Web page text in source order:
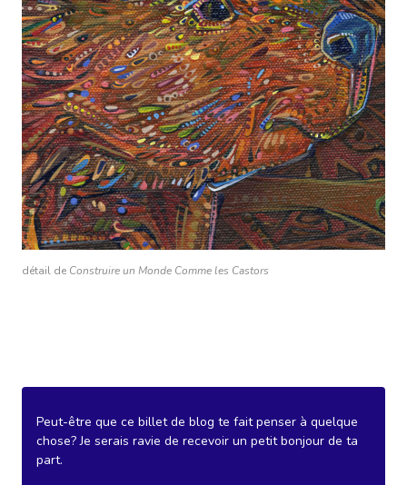
détail de Construire un Monde Comme les Castors
Peut-être que ce billet de blog te fait penser à quelque
chose? Je serais ravie de recevoir un petit bonjour de ta
part.